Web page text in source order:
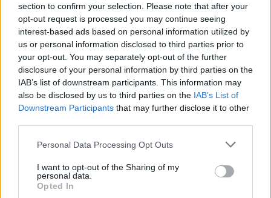
section to confirm your selection. Please note that after your
opt-out request is processed you may continue seeing
interest-based ads based on personal information utilized by
us or personal information disclosed to third parties prior to
your opt-out. You may separately opt-out of the further
disclosure of your personal information by third parties on the
IAB’s list of downstream participants. This information may
also be disclosed by us to third parties on the IAB’s List of
Downstream Participants that may further disclose it to other
Please note that this website/app uses one or more Google
not limited to your visit or usage behaviour. You may click to
grant or deny consent to Google and its third-party tags to
use your data for below specified purposes in below Google
Personal Data Processing Opt Outs
I want to opt-out of the Sharing of my
personal data.
Opted In
A vizes pályán nem kockáztattak a versenyzők,
gondolva a későbbi, nagyobb téttel rendelkező
időmérőre, de amint a pálya kellően felszáradt,
és a 10. körben Yuki Tsunoda elsőként kihajtott
slick gumikért, felbolydultak az események.
Egyértelművé vált, hogy bár csak néhány kör van
hátra, így is érdemes beiktatni a bokszkiállást a
jobb köridőkért. A pontszerző helyeken állók